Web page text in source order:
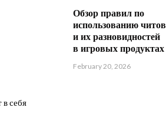
в себя
Обзор правил по
использованию читов
и их разновидностей
в игровых продуктах
February 20, 2026